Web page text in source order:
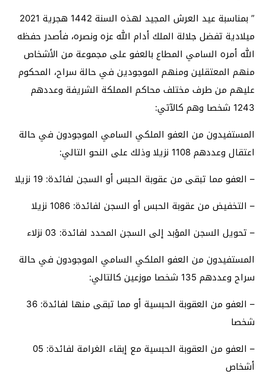
” بمناسبة عيد العرش المجيد لهذه السنة 1442 هجرية 2021
ميلادية تفضل جلالة الملك أدام الله عزه ونصره، فأصدر حفظه
الله أمره السامي المطاع بالعفو على مجموعة من الأشخاص
منهم المعتقلين ومنهم الموجودين في حالة سراح، المحكوم
عليهم من طرف مختلف محاكم المملكة الشريفة وعددهم
1243 شخصا وهم كالآتي:
المستفيدون من العفو الملكي السامي الموجودون في حالة
اعتقال وعددهم 1108 نزيلا وذلك على النحو التالي:
– العفو مما تبقى من عقوبة الحبس أو السجن لفائدة: 19 نزيلا
– التخفيض من عقوبة الحبس أو السجن لفائدة: 1086 نزيلا
– تحويل السجن المؤبد إلى السجن المحدد لفائدة: 03 نزلاء
المستفيدون من العفو الملكي السامي الموجودون في حالة
سراح وعددهم 135 شخصا موزعين كالتالي:
– العفو من العقوبة الحبسية أو مما تبقى منها لفائدة: 36
شخصا
– العفو من العقوبة الحبسية مع إبقاء الغرامة لفائدة: 05
أشخاص